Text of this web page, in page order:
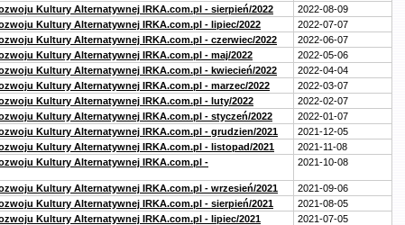
Kultury Alternatywnej IRKA.com.pl - sierpień/2022
2022-08-09
Kultury Alternatywnej IRKA.com.pl - lipiec/2022
2022-07-07
Kultury Alternatywnej IRKA.com.pl - czerwiec/2022
2022-06-07
Kultury Alternatywnej IRKA.com.pl - maj/2022
2022-05-06
Kultury Alternatywnej IRKA.com.pl - kwiecień/2022
2022-04-04
Kultury Alternatywnej IRKA.com.pl - marzec/2022
2022-03-07
Kultury Alternatywnej IRKA.com.pl - luty/2022
2022-02-07
Kultury Alternatywnej IRKA.com.pl - styczeń/2022
2022-01-07
Kultury Alternatywnej IRKA.com.pl - grudzien/2021
2021-12-05
Kultury Alternatywnej IRKA.com.pl - listopad/2021
2021-11-08
Kultury Alternatywnej IRKA.com.pl -
2021-10-08
Kultury Alternatywnej IRKA.com.pl - wrzesień/2021
2021-09-06
Kultury Alternatywnej IRKA.com.pl - sierpień/2021
2021-08-05
Kultury Alternatywnej IRKA.com.pl - lipiec/2021
2021-07-05